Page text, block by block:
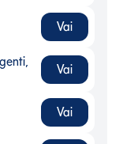
Vai
verso l'estero
Vai
Vai